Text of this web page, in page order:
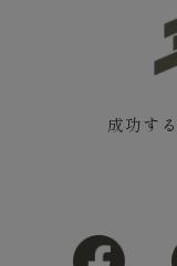
成功す